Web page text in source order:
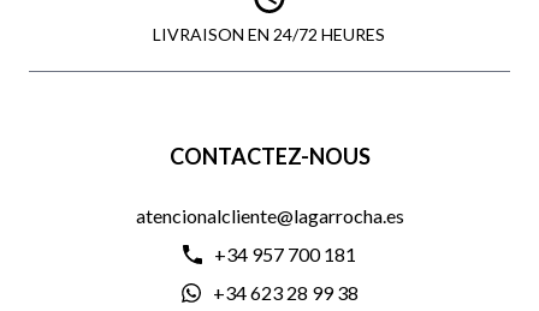
LIVRAISON EN 24/72 HEURES
CONTACTEZ-NOUS
atencionalcliente@lagarrocha.es
+34 957 700 181
+34 623 28 99 38